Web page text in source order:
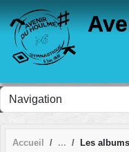
Accueil Les
Panneau de gestion des